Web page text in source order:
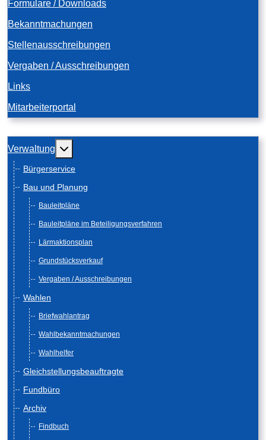
Formulare / Downloads
Bekanntmachungen
Stellenausschreibungen
Vergaben / Ausschreibungen
Links
Mitarbeiterportal
Verwaltung Weitere Informationen: Verwaltung
Bürgerservice
Bau und Planung
Bauleitpläne
Bauleitpläne im Beteiligungsverfahren
Lärmaktionsplan
Grundstücksverkauf
Vergaben / Ausschreibungen
Wahlen
Briefwahlantrag
Wahlbekanntmachungen
Wahlhelfer
Gleichstellungsbeauftragte
Fundbüro
Archiv
Findbuch